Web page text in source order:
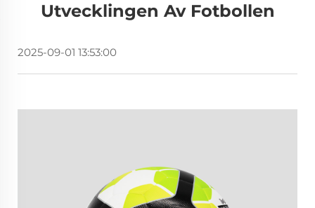
Utvecklingen Av Fotbollen
2025-09-01 13:53:00